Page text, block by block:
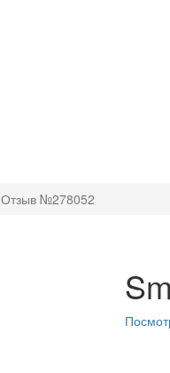
Отзыв №278052